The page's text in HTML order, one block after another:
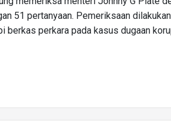
51 pertanyaan. Pemeriksaan
berkas perkara pada kasus dugaan